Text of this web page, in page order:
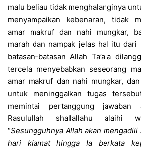
malu beliau tidak menghalanginya
menyampaikan kebenaran, tidak
amar makruf dan nahi mungkar,
marah dan nampak jelas hal itu dari
batasan-batasan Allah Ta’ala
tercela menyebabkan seseorang
amar makruf dan nahi mungkar,
untuk meninggalkan tugas
memintai pertanggung
Rasulullah shallallahu alaihi
“Sesungguhnya Allah akan mengadili
hari kiamat hingga Ia berkata